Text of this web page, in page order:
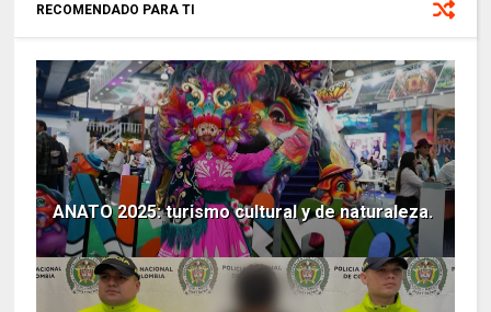
RECOMENDADO PARA TI
ANATO 2025: turismo cultural y de naturaleza.